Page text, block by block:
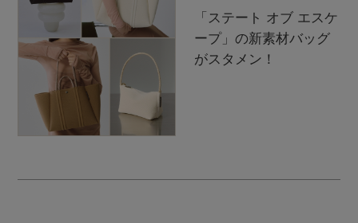
Stay in the Loop
ELLE SHOP 公式アプリ
「ステート オブ エスケ
ープ」の新素材バッグ
がスタメン！